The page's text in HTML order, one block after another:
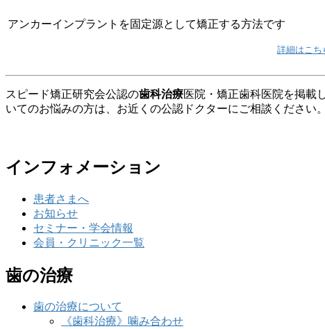
アンカーインプラントを固定源として矯正する方法です
詳細はこち
スピード矯正研究会公認の歯科治療医院・矯正歯科医院を掲載
いてのお悩みの方は、お近くの公認ドクターにご相談ください。
インフォメーション
患者さまへ
お知らせ
セミナー・学会情報
会員・クリニック一覧
歯の治療
歯の治療について
《歯科治療》噛み合わせ